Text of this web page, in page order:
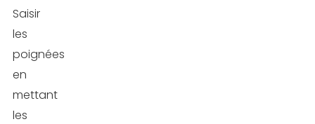
Saisir
les
poignées
en
mettant
les